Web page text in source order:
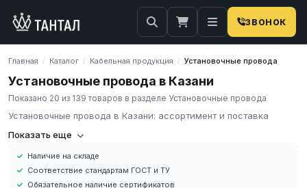
ЗВОНОК
Главная / Каталог / Кабельная продукция / Установочные провода
Установочные провода в Казани
Показано 20 из 139 товаров в разделе Установочные провода
Установочные провода в Казани: ассортимент и поставка
Установочный провод
электрических распределительных силовых сетей. Главная
Показать еще
Наличие на складе
Соответствие стандартам ГОСТ и ТУ
Обязательное наличие сертификатов